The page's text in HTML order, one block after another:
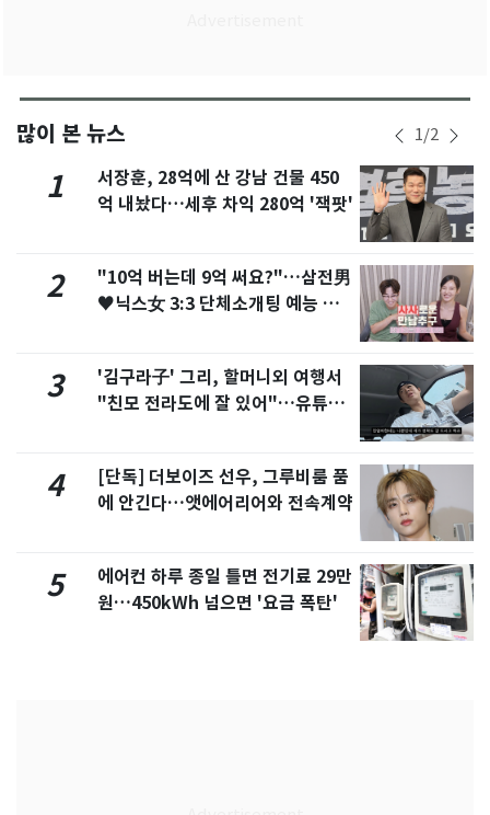
많이 본 뉴스 1/2
1
서장훈, 28억에 산 강남 건물 450
억 내놨다…세후 차익 280억 '잭팟'
2
"10억 버는데 9억 써요?"…삼전男
♥닉스女 3:3 단체소개팅 예능 화
3
'김구라子' 그리, 할머니외 여행서
"친모 전라도에 잘 있어"…유튜브
4
[단독] 더보이즈 선우, 그루비룸 품
에 안긴다…앳에어리어와 전속계약
5
에어컨 하루 종일 틀면 전기료 29만
원…450kWh 넘으면 '요금 폭탄'